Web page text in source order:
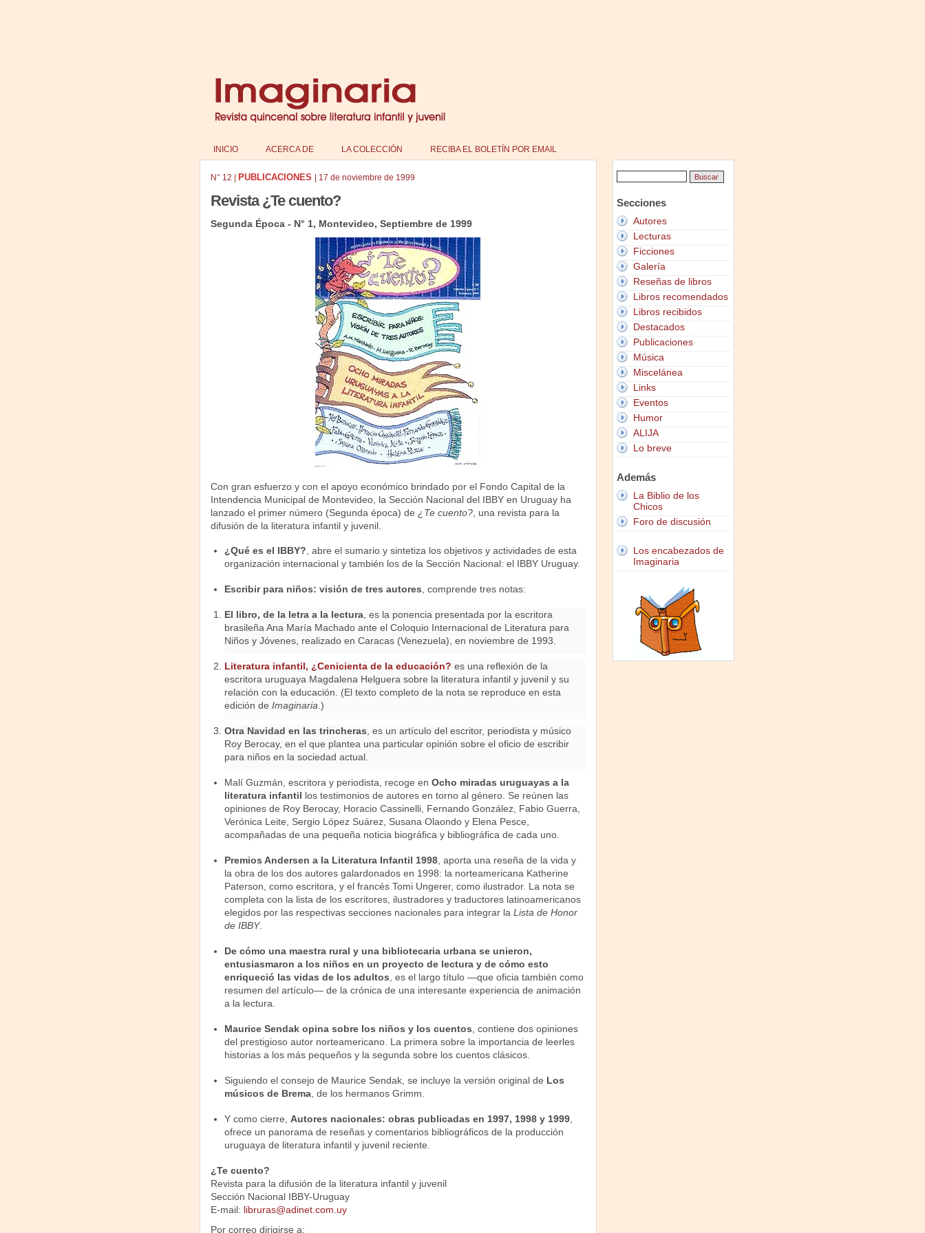
INICIO ACERCA DE LA COLECCIÓN RECIBA EL BOLETÍN POR EMAIL
N° 12 PUBLICACIONES 17 de noviembre de 1999
Revista ¿Te cuento?
Segunda Época - N° 1, Montevideo, Septiembre de 1999
Con gran esfuerzo y con el apoyo económico brindado por el Fondo Capital de la
Intendencia Municipal de Montevideo, la Sección Nacional del IBBY en Uruguay ha
lanzado el primer número (Segunda época) de ¿Te cuento?, una revista para la
difusión de la literatura infantil y juvenil.
¿Qué es el IBBY? , abre el sumario y sintetiza los objetivos y actividades de esta
organización internacional y también los de la Sección Nacional: el IBBY Uruguay.
Escribir para niños: visión de tres autores , comprende tres notas:
El libro, de la letra a la lectura, es la ponencia presentada por la escritora
brasileña Ana María Machado ante el Coloquio Internacional de Literatura para
Niños y Jóvenes, realizado en Caracas (Venezuela), en noviembre de 1993.
Literatura infantil, ¿Cenicienta de la educación? es una reflexión de la
escritora uruguaya Magdalena Helguera sobre la literatura infantil y juvenil y su
relación con la educación. (El texto completo de la nota se reproduce en esta
edición de Imaginaria )
Otra Navidad en las trincheras , es un artículo del escritor, periodista y músico
Roy Berocay, en el que plantea una particular opinión sobre el oficio de escribir
para niños en la sociedad actual.
Malí Guzmán, escritora y periodista, recoge en Ocho miradas uruguayas a la
literatura infantil los testimonios de autores en torno al género. Se reúnen las
opiniones de Roy Berocay, Horacio Cassinelli, Fernando González, Fabio Guerra,
Verónica Leite, Sergio López Suárez, Susana Olaondo y Elena Pesce,
acompañadas de una pequeña noticia biográfica y bibliográfica de cada uno.
Premios Andersen a la Literatura Infantil 1998, aporta una reseña de la vida y
la obra de los dos autores galardonados en 1998: la norteamericana Katherine
Paterson, como escritora, y el francés Tomi Ungerer, como ilustrador. La nota se
completa con la lista de los escritores, ilustradores y traductores latinoamericanos
elegidos por las respectivas secciones nacionales para integrar la Lista de Honor
de IBBY.
De cómo una maestra rural y una bibliotecaria urbana se unieron,
entusiasmaron a los niños en un proyecto de lectura y de cómo esto
enriqueció las vidas de los adultos , es el largo título —que oficia también como
resumen del artículo— de la crónica de una interesante experiencia de animación
a la lectura.
Maurice Sendak opina sobre los niños y los cuentos , contiene dos opiniones
del prestigioso autor norteamericano. La primera sobre la importancia de leerles
historias a los más pequeños y la segunda sobre los cuentos clásicos.
Siguiendo el consejo de Maurice Sendak, se incluye la versión original de Los
músicos de Brema, de los hermanos Grimm.
Y como cierre, Autores nacionales: obras publicadas en 1997, 1998 y 1999,
ofrece un panorama de reseñas y comentarios bibliográficos de la producción
uruguaya de literatura infantil y juvenil reciente.
¿Te cuento?
Revista para la difusión de la literatura infantil y juvenil
Sección Nacional IBBY-Uruguay
E-mail: libruras@adinet.com.uy
Por correo dirigirse a:
Secciones
Autores
Lecturas
Ficciones
Galería
Reseñas de libros
Libros recomendados
Libros recibidos
Destacados
Publicaciones
Música
Miscelánea
Links
Eventos
Humor
ALIJA
Lo breve
Además
La Biblio de los
Chicos
Foro de discusión
Los encabezados de
Imaginaria